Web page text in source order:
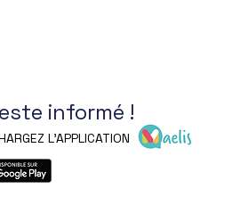
L'APPLICATION
informé !